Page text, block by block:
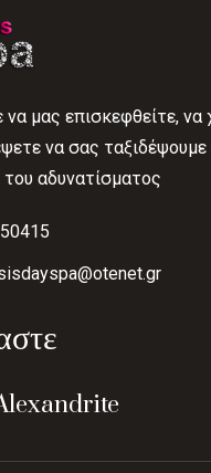
μας επισκεφθείτε,
να σας
αδυνατίσματος